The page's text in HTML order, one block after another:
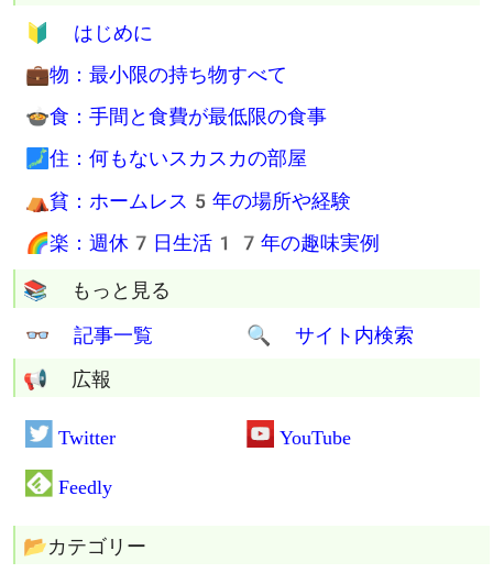
🔰 はじめに
💼物：最小限の持ち物すべて
🍲食：手間と食費が最低限の食事
🗾住：何もないスカスカの部屋
⛺貧：ホームレス5年の場所や経験
🌈楽：週休7日生活17年の趣味実例
📚 もっと見る
👓 記事一覧
🔍 サイト内検索
📢 広報
Twitter YouTube
Feedly